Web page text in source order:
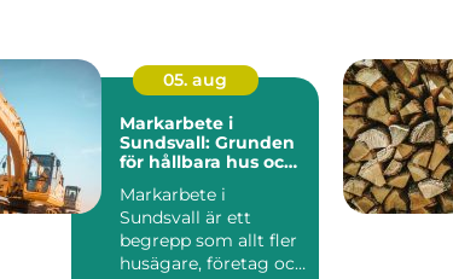
05. aug
Markarbete i
Sundsvall: Grunden
för hållbara hus och
Markarbete i
Sundsvall är ett
begrepp som allt fler
husägare, företag och